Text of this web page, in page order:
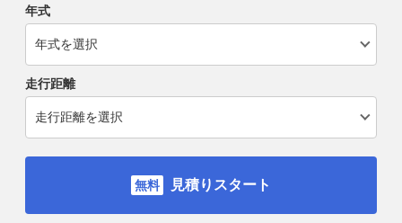
年式
走行距離
見積りスタート